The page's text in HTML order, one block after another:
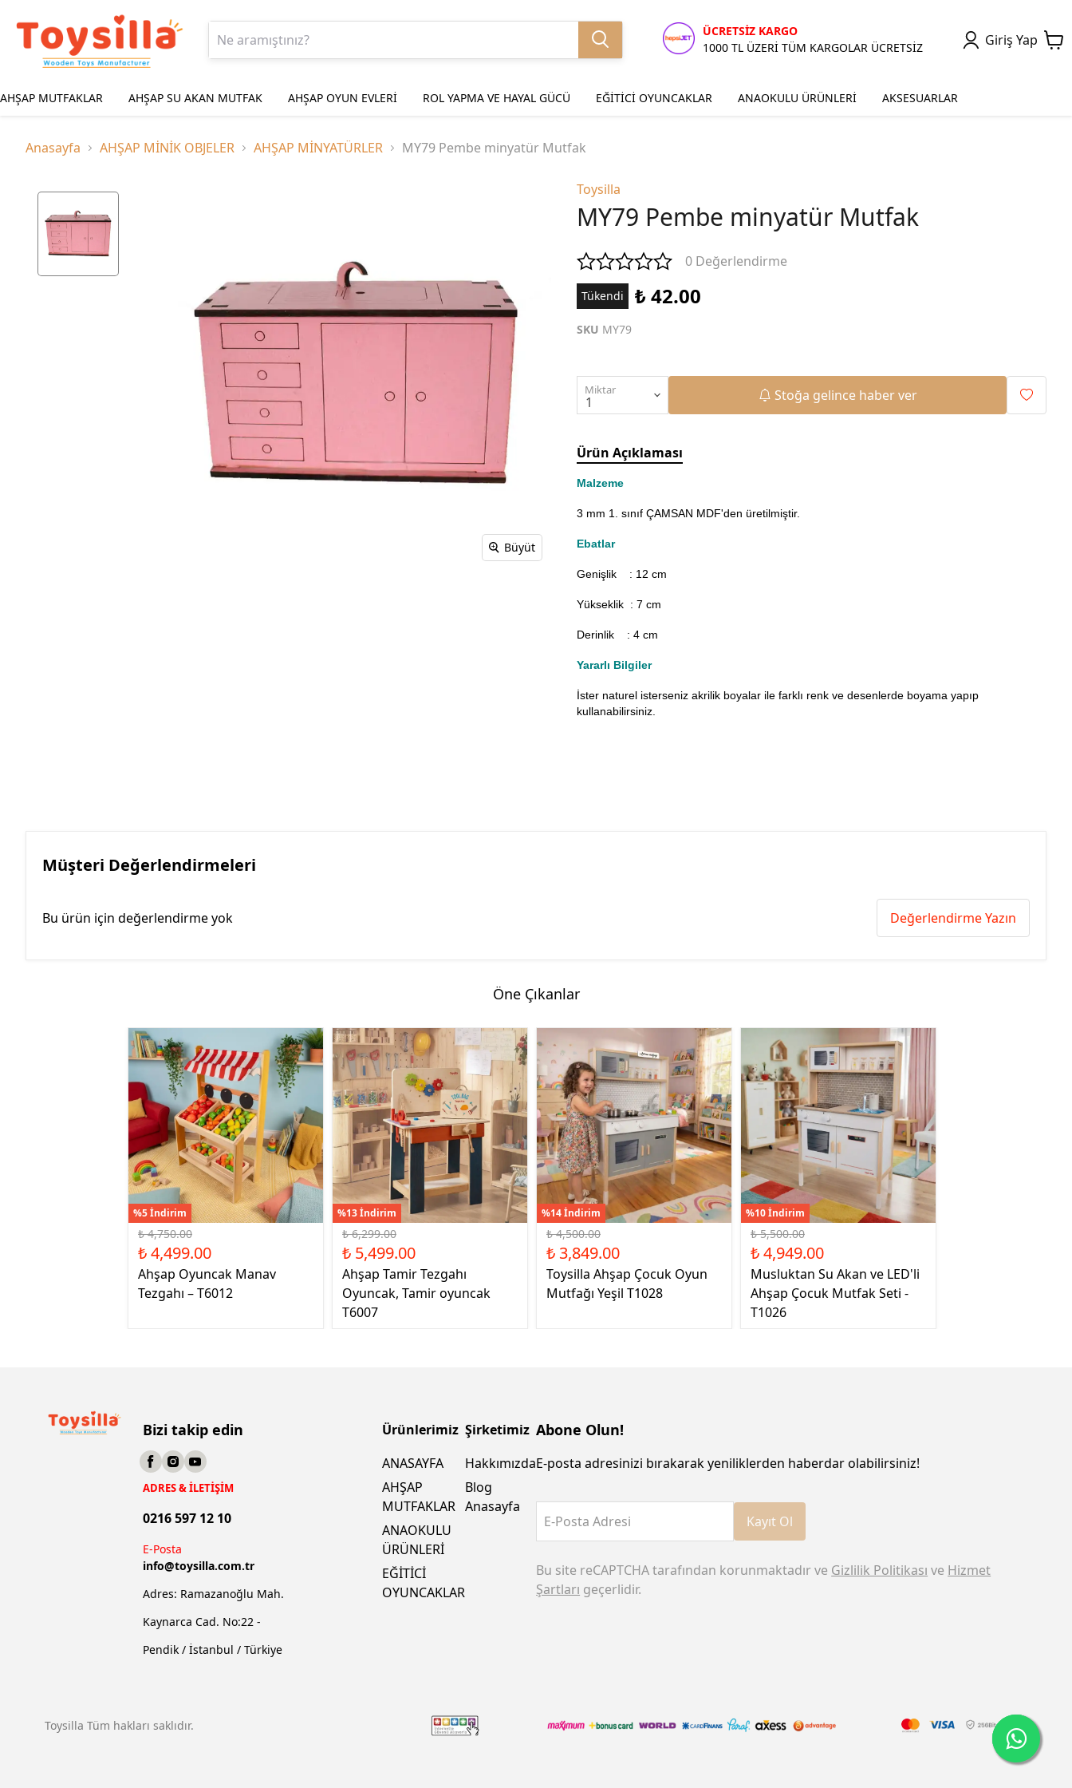
ÜCRETSİZ KARGO
1000 TL ÜZERİ TÜM KARGOLAR ÜCRETSİZ
Giriş Yap
AHŞAP MUTFAKLAR AHŞAP SU AKAN MUTFAK AHŞAP OYUN EVLERİ ROL YAPMA VE HAYAL GÜCÜ EĞİTİCİ OYUNCAKLAR ANAOKULU ÜRÜNLERİ AKSESUARLAR
Anasayfa AHŞAP MİNİK OBJELER AHŞAP MİNYATÜRLER MY79 Pembe minyatür Mutfak
Büyüt
Toysilla
MY79 Pembe minyatür Mutfak
0 Değerlendirme
Tükendi ₺ 42.00
SKU MY79
Miktar Stoğa gelince haber ver
Ürün Açıklaması
Malzeme
3 mm 1. sınıf ÇAMSAN MDF'den üretilmiştir.
Ebatlar
Genişlik : 12cm
Yükseklik : 7 cm
Derinlik : 4 cm
Yararlı Bilgiler
İster naturel isterseniz akrilik boyalar ile farklı renk ve desenlerde boyama yapıp
kullanabilirsiniz.
Müşteri Değerlendirmeleri
Bu ürün için değerlendirme yok Değerlendirme Yazın
Öne Çıkanlar
%5 İndirim
₺ 4,750.00
₺ 4,499.00
Ahşap Oyuncak Manav
Tezgahı – T6012
%13 İndirim
₺ 6,299.00
₺ 5,499.00
Ahşap Tamir Tezgahı
Oyuncak, Tamir oyuncak
T6007
%14 İndirim
₺ 4,500.00
₺ 3,849.00
Toysilla Ahşap Çocuk Oyun
Mutfağı Yeşil T1028
%10 İndirim
₺ 5,500.00
₺ 4,949.00
Musluktan Su Akan ve LED'li
Ahşap Çocuk Mutfak Seti -
T1026
Bizi takip edin
ADRES & İLETİŞİM
0216 597 12 10
E-Posta
info@toysilla.com.tr
Adres: Ramazanoğlu Mah.
Kaynarca Cad. No:22 -
Pendik / İstanbul / Türkiye
Ürünlerimiz
ANASAYFA
AHŞAP
MUTFAKLAR
ANAOKULU
ÜRÜNLERİ
EĞİTİCİ
OYUNCAKLAR
Şirketimiz
Hakkımızda
Blog
Anasayfa
Abone Olun!
E-posta adresinizi bırakarak yeniliklerden haberdar olabilirsiniz!
E-Posta Adresi Kayıt Ol
Bu site reCAPTCHA tarafından korunmaktadır ve Gizlilik Politikası ve Hizmet
Şartları geçerlidir.
Toysilla Tüm hakları saklıdır.